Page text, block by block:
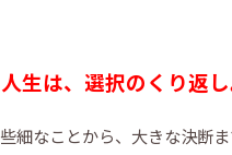
生は、選択のくり返し
細なことから、大きな決断